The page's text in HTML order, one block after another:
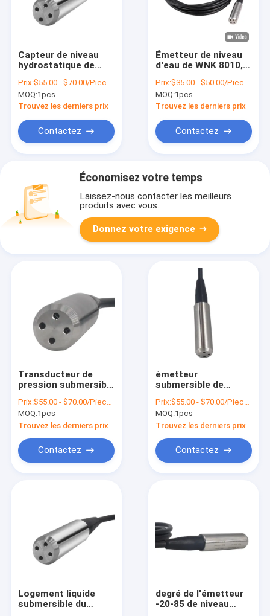
Capteur de niveau
hydrostatique de
la piscine de lutte
contre l'incendie
d'eaux d'égout
Prix:$55.00 - $70.00/Pieces
MOQ:1pcs
Trouvez les derniers prix
Contactez
Émetteur de niveau
d'eau de WNK 8010,
profondeur de niveau
d'eau de FS
Prix:$35.00 - $50.00/Pieces
MOQ:1pcs
Trouvez les derniers prix
Contactez
Économisez votre temps
Laissez-nous contacter les meilleurs
produits avec vous.
Donnez votre exigence
Transducteur de
pression submersible
mesurer le niveau
d'eau 200 mètres
Prix:$55.00 - $70.00/Pieces
MOQ:1pcs
Trouvez les derniers prix
Contactez
émetteur
submersible de
pour la mesure de
niveau de liquide de
réservoir
Prix:$55.00 - $70.00/Pieces
MOQ:1pcs
Trouvez les derniers prix
Contactez
Logement liquide
submersible du
degré de l'émetteur
-20-85 de niveau